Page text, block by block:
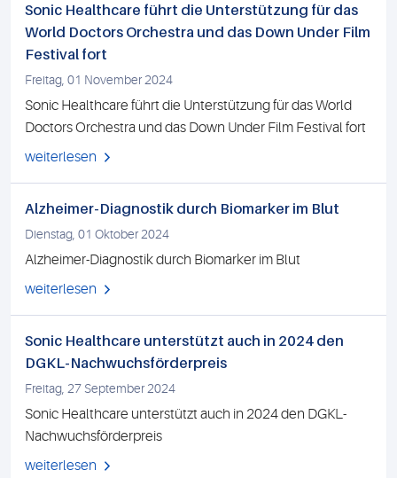
Sonic Healthcare führt die Unterstützung für das
World Doctors Orchestra und das Down Under Film
Festival fort
Freitag, 01 November 2024
Sonic Healthcare führt die Unterstützung für das World
Doctors Orchestra und das Down Under Film Festival fort
weiterlesen
Alzheimer-Diagnostik durch Biomarker im Blut
Dienstag, 01 Oktober 2024
Alzheimer-Diagnostik durch Biomarker im Blut
weiterlesen
Sonic Healthcare unterstützt auch in 2024 den
DGKL-Nachwuchsförderpreis
Freitag, 27 September 2024
Sonic Healthcare unterstützt auch in 2024 den DGKL-
Nachwuchsförderpreis
weiterlesen